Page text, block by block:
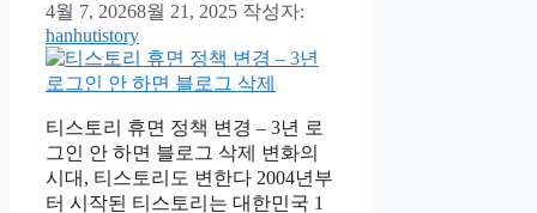
4월 7, 20268월 21, 2025 작성자:
hanhutistory
티스토리 휴면 정책 변경 – 3년 로
그인 안 하면 블로그 삭제 변화의
시대, 티스토리도 변한다 2004년부
터 시작된 티스토리는 대한민국 1